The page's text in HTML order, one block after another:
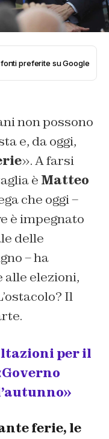
preferite su Google
non possono
e, da oggi,
». A farsi
è Matteo
che oggi –
è impegnato
delle
– ha
alle elezioni,
Il
per il
ferie, le